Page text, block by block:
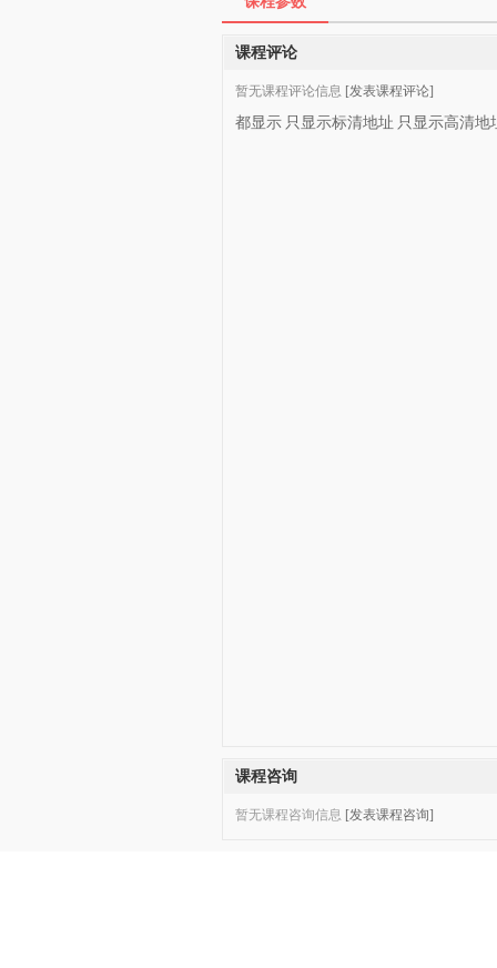
课程评论
暂无课程评论信息 [发表课程评论]
都显示 只显示标清地址 只显示高清地
课程咨询
暂无课程咨询信息 [发表课程咨询]